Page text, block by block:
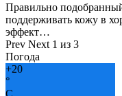
Правильно
поддерживать кожу в
эффект…
Prev Next 1 из 3
Погода
+20
°
C